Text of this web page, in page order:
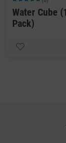
Durchschnittliche
Water Cube
Pack)